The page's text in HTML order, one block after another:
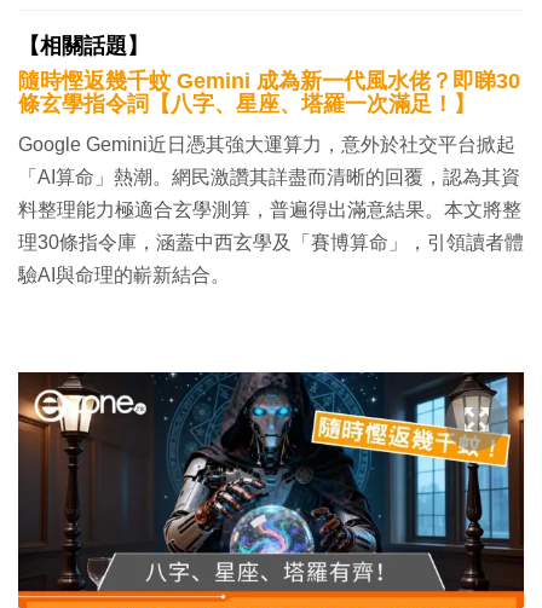
【相關話題】
隨時慳返幾千蚊 Gemini 成為新一代風水佬？即睇30
條玄學指令詞【八字、星座、塔羅一次滿足！】
Google Gemini近日憑其強大運算力，意外於社交平台掀起
「AI算命」熱潮。網民激讚其詳盡而清晰的回覆，認為其資
料整理能力極適合玄學測算，普遍得出滿意結果。本文將整
理30條指令庫，涵蓋中西玄學及「賽博算命」，引領讀者體
驗AI與命理的嶄新結合。